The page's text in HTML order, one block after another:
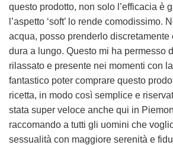
questo prodotto, non solo l’efficacia è
l’aspetto ‘soft’ lo rende comodissimo.
acqua, posso prenderlo discretamente
dura a lungo. Questo mi ha permesso
rilassato e presente nei momenti con
fantastico poter comprare questo
ricetta, in modo così semplice e
stata super veloce anche qui in
raccomando a tutti gli uomini che
sessualità con maggiore serenità e